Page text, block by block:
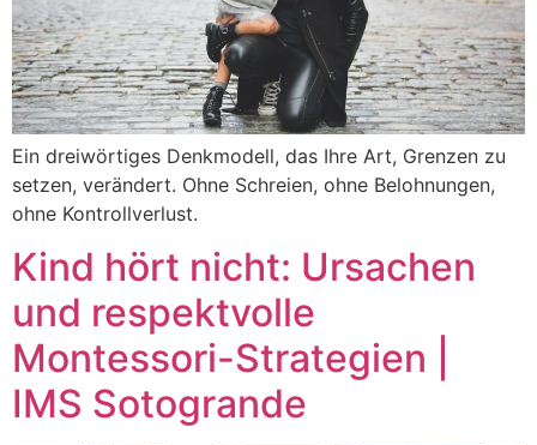
Ein dreiwörtiges Denkmodell, das Ihre Art, Grenzen zu
setzen, verändert. Ohne Schreien, ohne Belohnungen,
ohne Kontrollverlust.
Kind hört nicht: Ursachen
und respektvolle
Montessori-Strategien |
IMS Sotogrande